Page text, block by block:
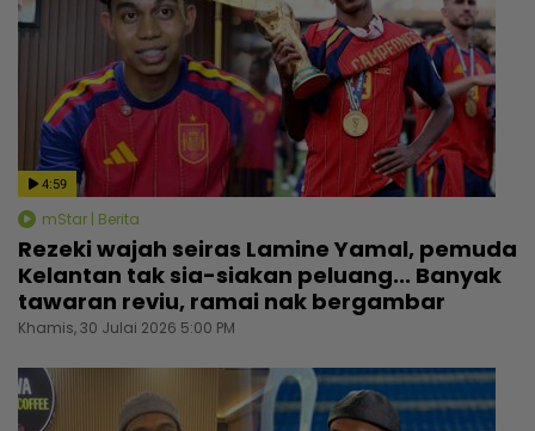
4:59
mStar | Berita
Rezeki wajah seiras Lamine Yamal, pemuda
Kelantan tak sia-siakan peluang... Banyak
tawaran reviu, ramai nak bergambar
Khamis, 30 Julai 2026 5:00 PM